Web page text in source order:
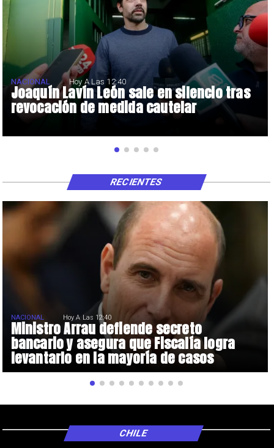
Joaquín Lavín León sale en silencio tras
revocación de medida cautelar
NACIONAL Hoy A Las 12:40
Ministro Arrau defiende secreto
bancario y asegura que Fiscalía logra
levantarlo en la mayoría de casos
NACIONAL Hoy A Las 12:40
RECIENTES
CHILE